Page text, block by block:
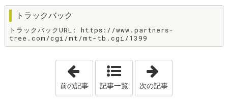
トラックバック
トラックバックURL: https://www.partners-
tree.com/cgi/mt/mt-tb.cgi/1399
「婚活と容姿コンプレックス」
前の記事 記事一覧 次の記事